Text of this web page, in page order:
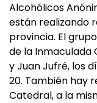
Alcohólicos
están realizando
provincia. El
de la Inmaculada
y Juan Jufré, los
20. También hay
Catedral, a la